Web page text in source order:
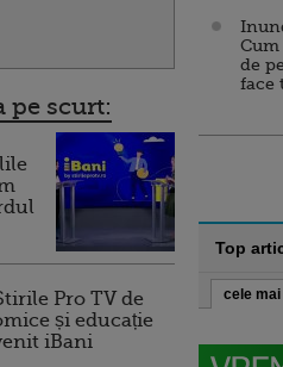
pe scurt:
Pro TV de
și educație
iBani
de
face
Top
cele